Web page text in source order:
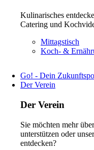
Kulinarisches
Catering und
Navigation
überspringen
Mittagstisch
Koch- &
Go! - Dein
Der Verein
Der Verein
Sie möchten mehr
unterstützen oder
entdecken?